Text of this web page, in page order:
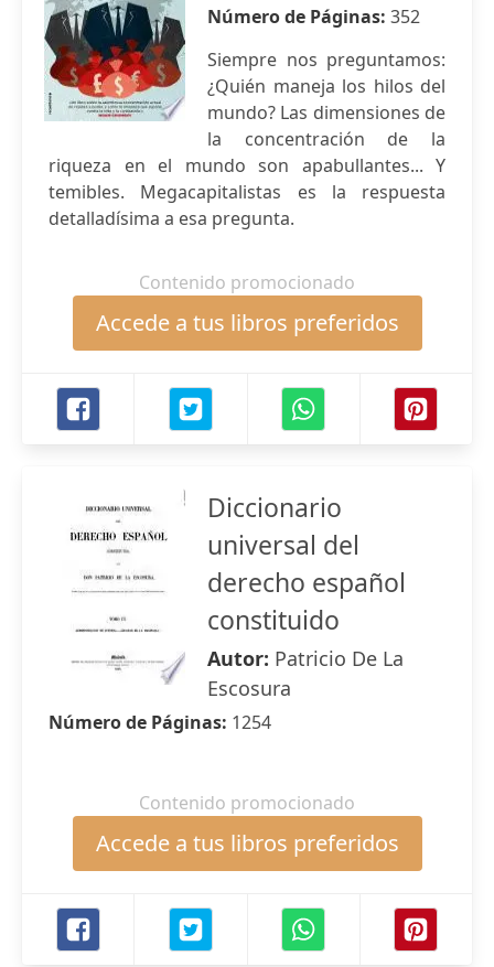
Número de Páginas: 352
Siempre nos preguntamos:
¿Quién maneja los hilos del
mundo? Las dimensiones de
la concentración de la
riqueza en el mundo son apabullantes... Y
temibles. Megacapitalistas es la respuesta
detalladísima a esa pregunta.
Contenido promocionado
Accede a tus libros preferidos
Diccionario
universal del
derecho español
constituido
Autor: Patricio De La
Escosura
Número de Páginas: 1254
Contenido promocionado
Accede a tus libros preferidos